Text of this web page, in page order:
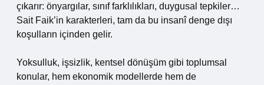
çıkarır: önyargılar, sınıf farklılıkları, duygusal tepkiler…
Sait Faik’in karakterleri, tam da bu insanî denge dışı
koşulların içinden gelir.
Yoksulluk, işsizlik, kentsel dönüşüm gibi toplumsal
konular, hem ekonomik modellerde hem de